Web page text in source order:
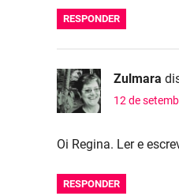
RESPONDER
Zulmara
12 de
Oi Regina. Ler e
RESPONDER